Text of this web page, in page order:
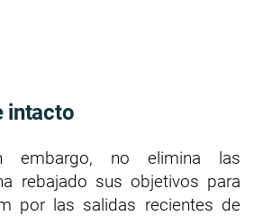
intacto
embargo, no elimina las
rebajado sus objetivos para
por las salidas recientes de